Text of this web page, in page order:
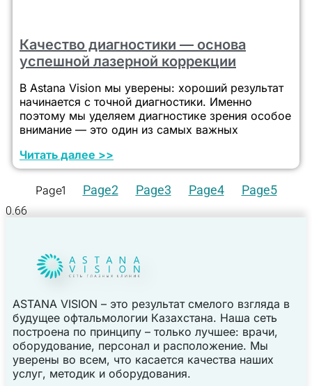
Качество диагностики — основа
успешной лазерной коррекции
В Astana Vision мы уверены: хороший результат
начинается с точной диагностики. Именно
поэтому мы уделяем диагностике зрения особое
внимание — это один из самых важных
Читать далее >>
Page1 Page2 Page3 Page4 Page5
ASTANA VISION – это результат смелого взгляда в
будущее офтальмологии Казахстана. Наша сеть
построена по принципу – только лучшее: врачи,
оборудование, персонал и расположение. Мы
уверены во всем, что касается качества наших
услуг, методик и оборудования.